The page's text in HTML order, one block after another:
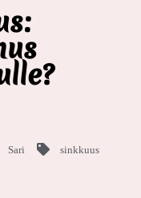
Sari sinkkuus